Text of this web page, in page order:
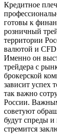
Кредитное
готовы к
розничный
территории
валютой и CFD
Именно он
трейдера с
брокерской
зависит успех
так важно
России.
советуют
будут спреды
стремится